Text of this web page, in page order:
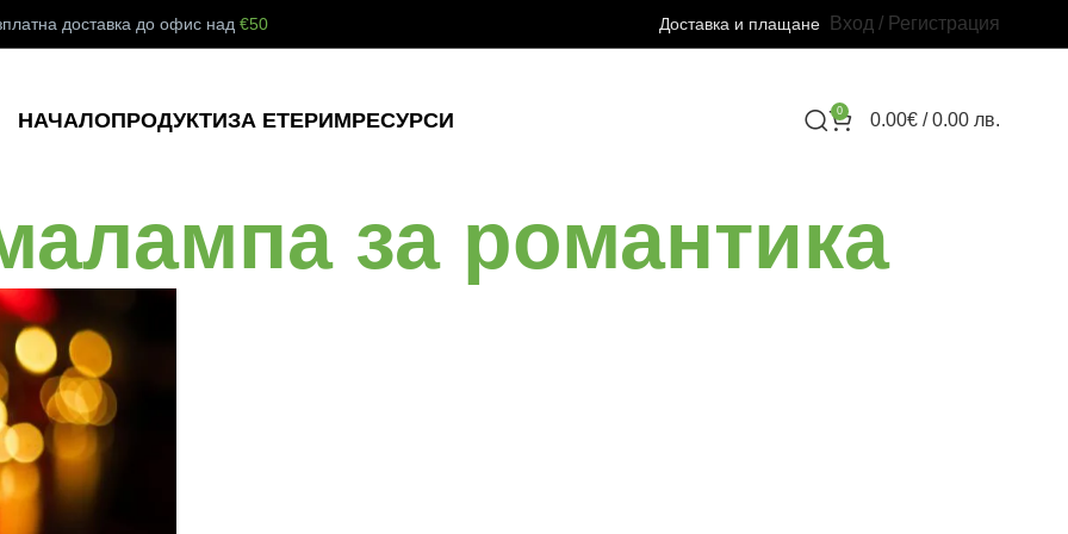
доставка до офис над€50 Доставка и плащане Вход / Регистрация
НАЧАЛОПРОДУКТИЗА ЕТЕРИМРЕСУРСИ 0 0.00€/ 0.00 лв.
за романтика